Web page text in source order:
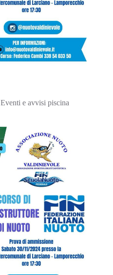
Eventi e avvisi piscina